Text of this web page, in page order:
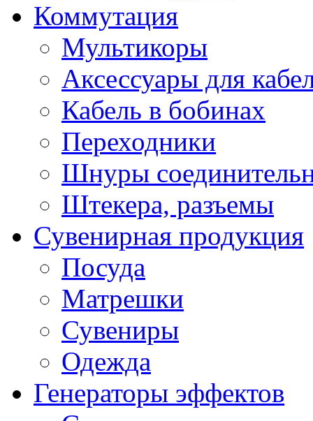
Коммутация
Мультикоры
Аксессуары для
Кабель в бобинах
Переходники
Шнуры
Штекера, разъемы
Сувенирная продукция
Посуда
Матрешки
Сувениры
Одежда
Генераторы эффектов